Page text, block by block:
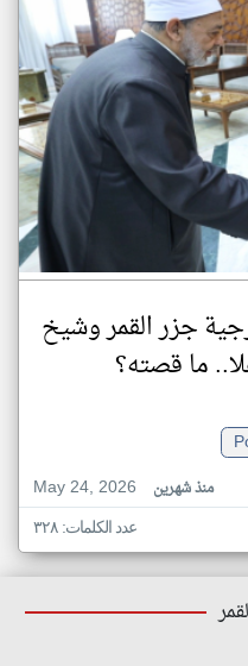
جزر القمر وشيخ
ما قصته؟
May 24, 2026
منذ شهرين
عدد الكلمات: ٣٢٨